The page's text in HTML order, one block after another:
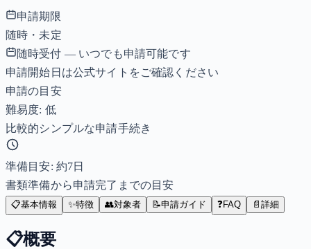
申請期限
随時・未定
随時受付 — いつでも申請可能です
申請開始日は公式サイトをご確認ください
申請の目安
難易度: 低
比較的シンプルな申請手続き
準備目安: 約7日
書類準備から申請完了までの目安
📋基本情報 ✨特徴 👥対象者 📝申請ガイド ❓FAQ 📄 詳細
📋概要